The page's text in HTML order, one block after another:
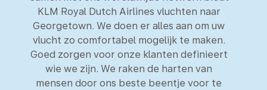
KLM Royal Dutch Airlines vluchten naar
Georgetown. We doen er alles aan om uw
vlucht zo comfortabel mogelijk te maken.
Goed zorgen voor onze klanten definieert
wie we zijn. We raken de harten van
mensen door ons beste beentje voor te